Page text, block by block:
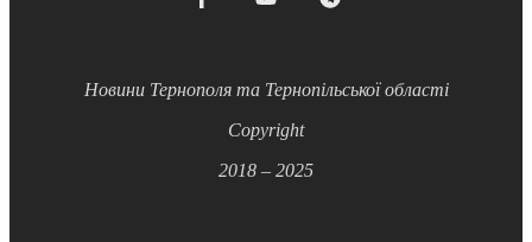
Новини Тернополя та Тернопільської області
Copyright
2018 – 2025